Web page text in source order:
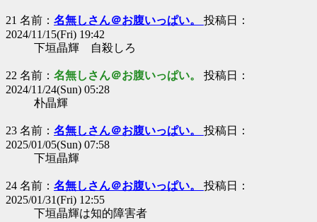
21 名前： 名無しさん＠お腹いっぱい。 投稿日：
2024/11/15(Fri) 19:42
下垣晶輝 自殺しろ
22 名前： 名無しさん＠お腹いっぱい。 投稿日：
2024/11/24(Sun) 05:28
朴晶輝
23 名前： 名無しさん＠お腹いっぱい。 投稿日：
2025/01/05(Sun) 07:58
下垣晶輝
24 名前： 名無しさん＠お腹いっぱい。 投稿日：
2025/01/31(Fri) 12:55
下垣晶輝は知的障害者